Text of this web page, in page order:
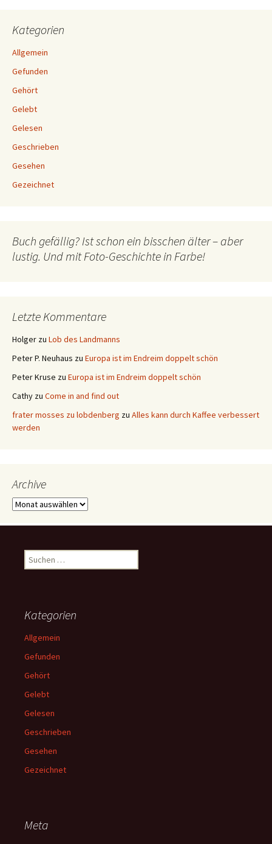
Kategorien
Allgemein
Gefunden
Gehört
Gelebt
Gelesen
Geschrieben
Gesehen
Gezeichnet
Buch gefällig? Ist schon ein bisschen älter – aber
lustig. Und mit Foto-Geschichte in Farbe!
Letzte Kommentare
Holger zu Lob des Landmanns
Peter P. Neuhaus zu Europa ist im Endreim doppelt schön
Peter Kruse zu Europa ist im Endreim doppelt schön
Cathy zu Come in and find out
frater mosses zu lobdenberg zu Alles kann durch Kaffee verbessert
werden
Archive
Archive
Suchen
nach:
Kategorien
Allgemein
Gefunden
Gehört
Gelebt
Gelesen
Geschrieben
Gesehen
Gezeichnet
Meta